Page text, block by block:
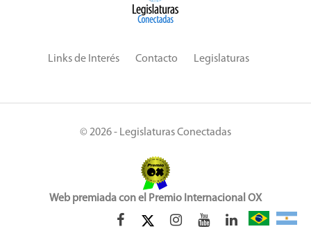
Links de Interés Contacto Legislaturas
© 2026 - Legislaturas Conectadas
Web premiada con el Premio Internacional OX